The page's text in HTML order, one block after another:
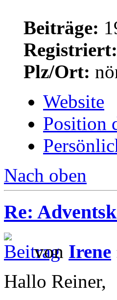
Beiträge:
Registriert:
Plz/Ort:
Website
Position
Nach oben
Re:
von Irene
Hallo Reiner,